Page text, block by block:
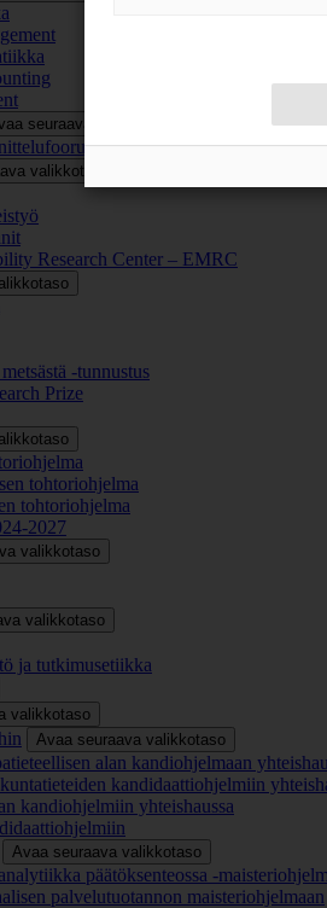
seuraava valikkotaso
valikkotaso
Research Center – EMRC
-tunnustus
Prize
tohtoriohjelma
tohtoriohjelma
2027
valikkotaso
valikkotaso
ja tutkimusetiikka
valikkotaso
Avaa seuraava valikkotaso
alan kandiohjelmaan
kandidaattiohjelmiin
kandiohjelmiin yhteishaussa
Avaa seuraava valikkotaso
päätöksenteossa -
palvelutuotannon maisteriohjelmaan